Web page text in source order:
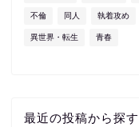
不倫 同人 執着攻め
異世界・転生 青春
最近の投稿から探す